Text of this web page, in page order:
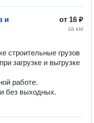
от 16 ₽
за км
и
строительные грузов
загрузке и выгрузке
работе.
без выходных.